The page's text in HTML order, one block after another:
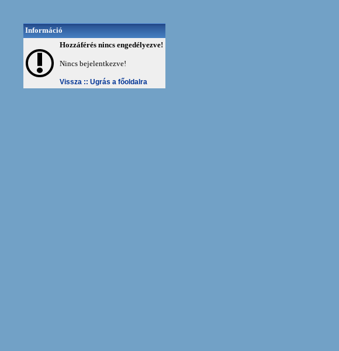
Információ
Hozzáférés nincs engedélyezve!
Nincs bejelentkezve!
Vissza :: Ugrás a főoldalra